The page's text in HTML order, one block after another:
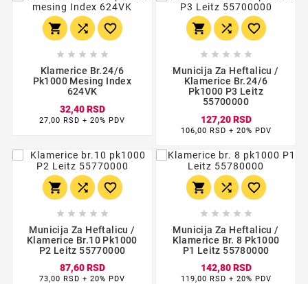
  
    
Klamerice Br.24/6
Pk1000 Mesing Index
624VK
32,40 RSD
27,00 RSD + 20% PDV
  
    
Municija Za Heftalicu /
Klamerice Br.24/6
Pk1000 P3 Leitz
55700000
127,20 RSD
106,00 RSD + 20% PDV
  
    
Municija Za Heftalicu /
Klamerice Br.10 Pk1000
P2 Leitz 55770000
87,60 RSD
73,00 RSD + 20% PDV
  
    
Municija Za Heftalicu /
Klamerice Br. 8 Pk1000
P1 Leitz 55780000
142,80 RSD
119,00 RSD + 20% PDV